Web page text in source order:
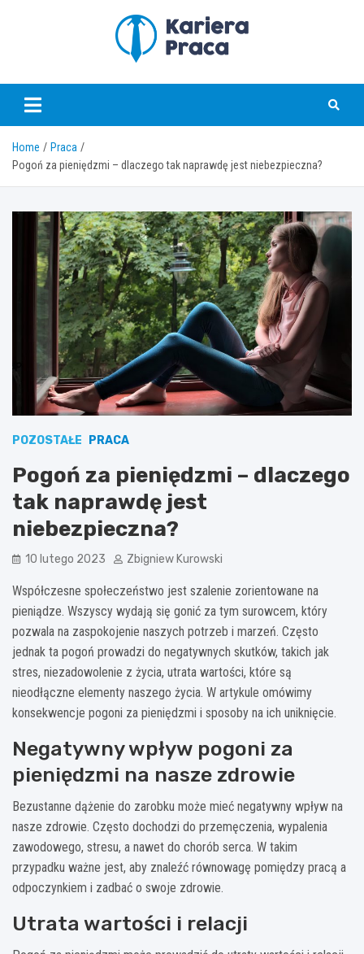
karierapraca.pl
Home
Praca
Pogoń za pieniędzmi – dlaczego tak naprawdę jest niebezpieczna?
POZOSTAŁE PRACA
Pogoń za pieniędzmi – dlaczego
tak naprawdę jest
niebezpieczna?
10 lutego 2023 Zbigniew Kurowski
Współczesne społeczeństwo jest szalenie zorientowane na
pieniądze. Wszyscy wydają się gonić za tym surowcem, który
pozwala na zaspokojenie naszych potrzeb i marzeń. Często
jednak ta pogoń prowadzi do negatywnych skutków, takich jak
stres, niezadowolenie z życia, utrata wartości, które są
nieodłączne elementy naszego życia. W artykule omówimy
konsekwencje pogoni za pieniędzmi i sposoby na ich uniknięcie.
Negatywny wpływ pogoni za
pieniędzmi na nasze zdrowie
Bezustanne dążenie do zarobku może mieć negatywny wpływ na
nasze zdrowie. Często dochodzi do przemęczenia, wypalenia
zawodowego, stresu, a nawet do chorób serca. W takim
przypadku ważne jest, aby znaleźć równowagę pomiędzy pracą a
odpoczynkiem i zadbać o swoje zdrowie.
Utrata wartości i relacji